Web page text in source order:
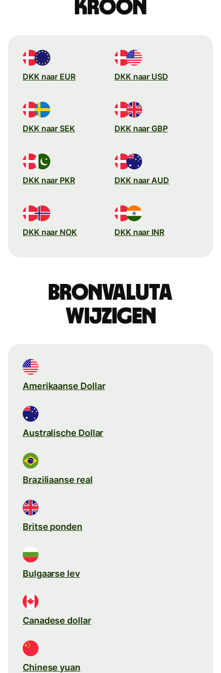
kroon
DKK naar EUR DKK naar USD
DKK naar SEK DKK naar GBP
DKK naar PKR DKK naar AUD
DKK naar NOK DKK naar INR
Bronvaluta
wijzigen
Amerikaanse Dollar
Australische Dollar
Braziliaanse real
Britse ponden
Bulgaarse lev
Canadese dollar
Chinese yuan